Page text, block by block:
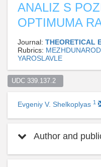
ANALIZ S
OPTIMUMA
Journal: THEORETICAL
Rubrics:
YAROSLAVLE
UDC 339.137.2
Evgeniy V. Shelkoplyas 1
Author and